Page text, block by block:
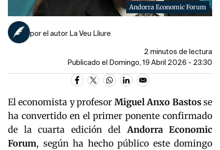
Andorra Economic Forum
por el autor La Veu Lliure
2 minutos de lectura
Publicado el Domingo, 19 Abril 2026 - 23:30
El economista y profesor Miguel Anxo Bastosse
ha convertido en el primer ponente confirmado
de la cuarta edición delAndorra Economic
Forum, según ha hecho público este domingo